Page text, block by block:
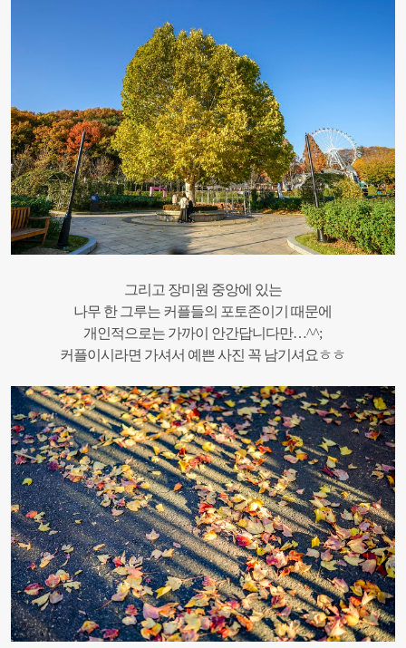
그리고 장미원 중앙에 있는
나무 한 그루는 커플들의 포토존이기 때문에
개인적으로는 가까이 안간답니다만…^^;
커플이시라면 가셔서 예쁜 사진 꼭 남기셔요ㅎㅎ